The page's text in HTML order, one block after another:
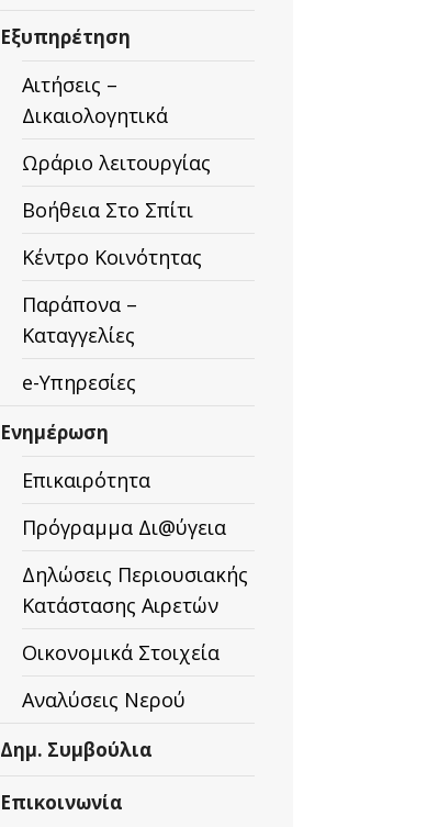
Εξυπηρέτηση
Αιτήσεις –
Δικαιολογητικά
Ωράριο λειτουργίας
Βοήθεια Στο Σπίτι
Κέντρο Κοινότητας
Παράπονα –
Καταγγελίες
e-Υπηρεσίες
Ενημέρωση
Επικαιρότητα
Πρόγραμμα Δι@ύγεια
Δηλώσεις Περιουσιακής
Κατάστασης Αιρετών
Οικονομικά Στοιχεία
Αναλύσεις Νερού
Δημ. Συμβούλια
Επικοινωνία